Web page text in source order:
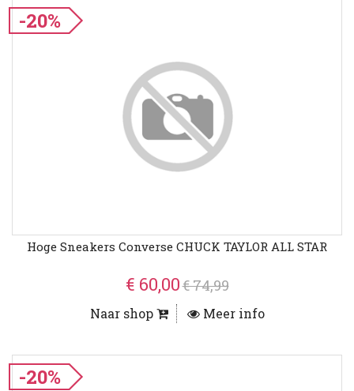
-20%
Hoge Sneakers Converse CHUCK TAYLOR ALL STAR
€ 60,00€ 74,99
Naar shop Meer info
-20%